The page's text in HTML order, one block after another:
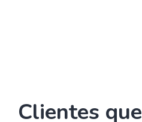
Clientes que